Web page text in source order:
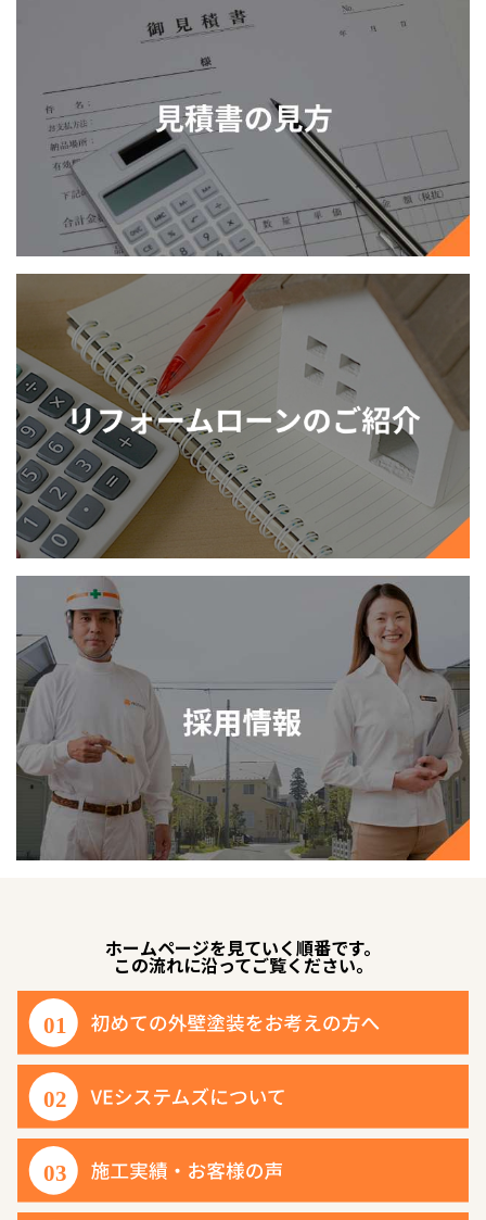
ホームページを見ていく順番です。
この流れに沿ってご覧ください。